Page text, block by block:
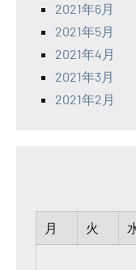
2021年6月
2021年5月
2021年4月
2021年3月
2021年2月
月
火